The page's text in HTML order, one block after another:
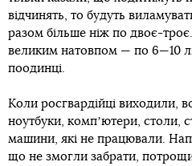
відчинять, то будуть
разом більше ніж по двоє-
великим натовпом — по 6—10
поодинці.
Коли росгвардійці виходили,
ноутбуки, компʼютери, столи,
машини, які не працювали.
що не змогли забрати,